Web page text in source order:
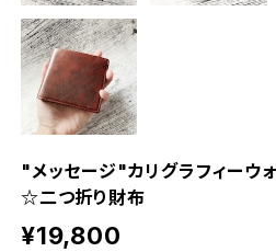
"メッセージ"カリグラフィーウ
☆二つ折り財布
¥19,800